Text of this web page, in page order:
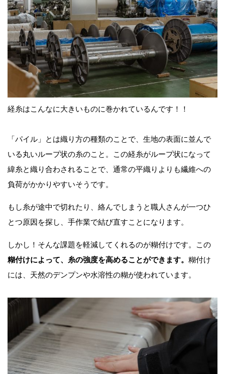
経糸はこんなに大きいものに巻かれているんです！！
「パイル」とは織り方の種類のことで、生地の表面に並んで
いる丸いループ状の糸のこと。この経糸がループ状になって
緯糸と織り合わされることで、通常の平織りよりも繊維への
負荷がかかりやすいそうです。
もし糸が途中で切れたり、絡んでしまうと職人さんが一つひ
とつ原因を探し、手作業で結び直すことになります。
しかし！そんな課題を軽減してくれるのが糊付けです。この
糊付けによって、糸の強度を高めることができます。 糊付け
には、天然のデンプンや水溶性の糊が使われています。